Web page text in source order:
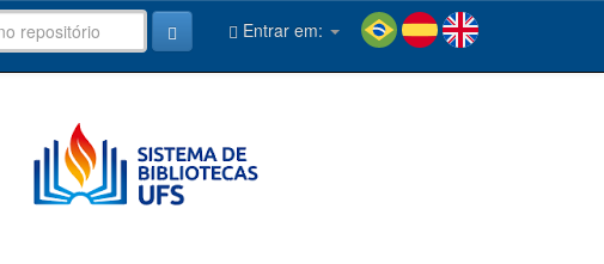
Entrar em: